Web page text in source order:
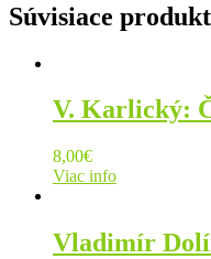
Súvisiace
V. Karlický:
8,00€
Viac info
Vladimír